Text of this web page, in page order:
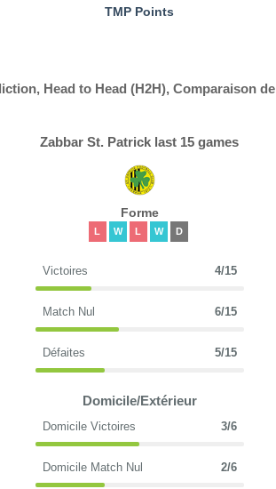
TMP Points
Head to Head (H2H), Comparaison de
Zabbar St. Patrick last 15 games
Forme
L W L W D
Victoires 4/15
Match Nul 6/15
Défaites 5/15
Domicile/Extérieur
Domicile Victoires 3/6
Domicile Match Nul 2/6